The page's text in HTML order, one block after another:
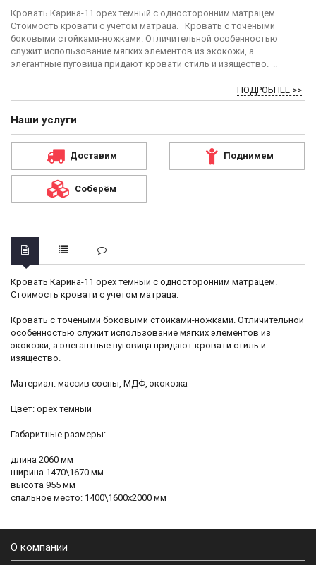
Кровать Карина-11 орех темный с односторонним матрацем.
Стоимость кровати с учетом матраца. Кровать с точеными
боковыми стойками-ножками. Отличительной особенностью
служит использование мягких элементов из экокожи, а
элегантные пуговица придают кровати стиль и изящество. ..
ПОДРОБНЕЕ >>
Наши услуги
Доставим Поднимем
Соберём
Кровать Карина-11 орех темный с односторонним матрацем.
Стоимость кровати с учетом матраца.
Кровать с точеными боковыми стойками-ножками. Отличительной
особенностью служит использование мягких элементов из
экокожи, а элегантные пуговица придают кровати стиль и
изящество.
Материал: массив сосны, МДФ, экокожа
Цвет: орех темный
Габаритные размеры:
длина 2060 мм
ширина 1470\1670 мм
высота 955 мм
спальное место: 1400\1600х2000 мм
О компании